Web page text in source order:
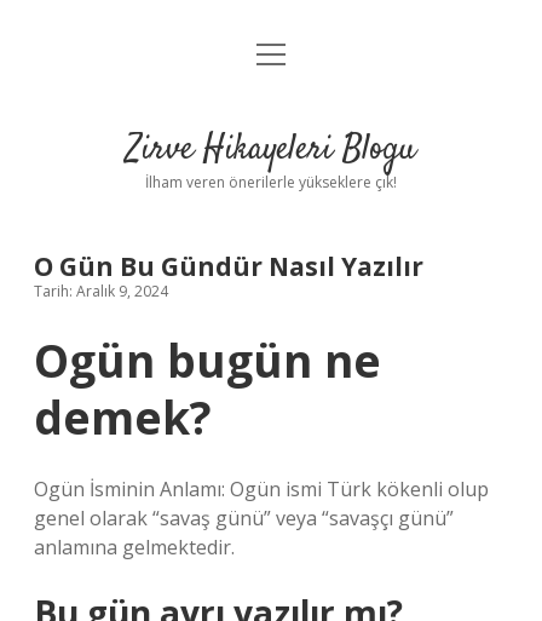
Anasayfa
Yasal Uyarı
menüyü
Zirve Hikayeleri Blogu
İlham veren önerilerle yükseklere çık!
O Gün Bu Gündür Nasıl Yazılır
Tarih: Aralık 9, 2024
Ogün bugün ne
demek?
Ogün İsminin Anlamı: Ogün ismi Türk kökenli olup
genel olarak “savaş günü” veya “savaşçı günü”
anlamına gelmektedir.